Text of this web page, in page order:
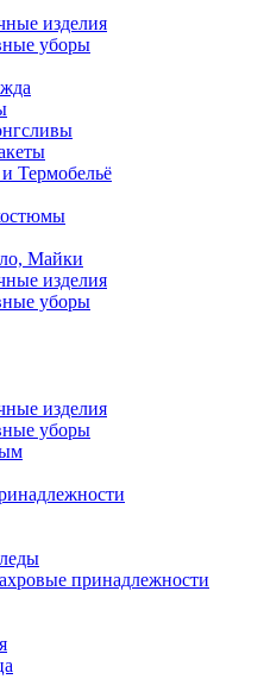
изделия
уборы
Термобельё
Майки
изделия
уборы
изделия
уборы
принадлежности